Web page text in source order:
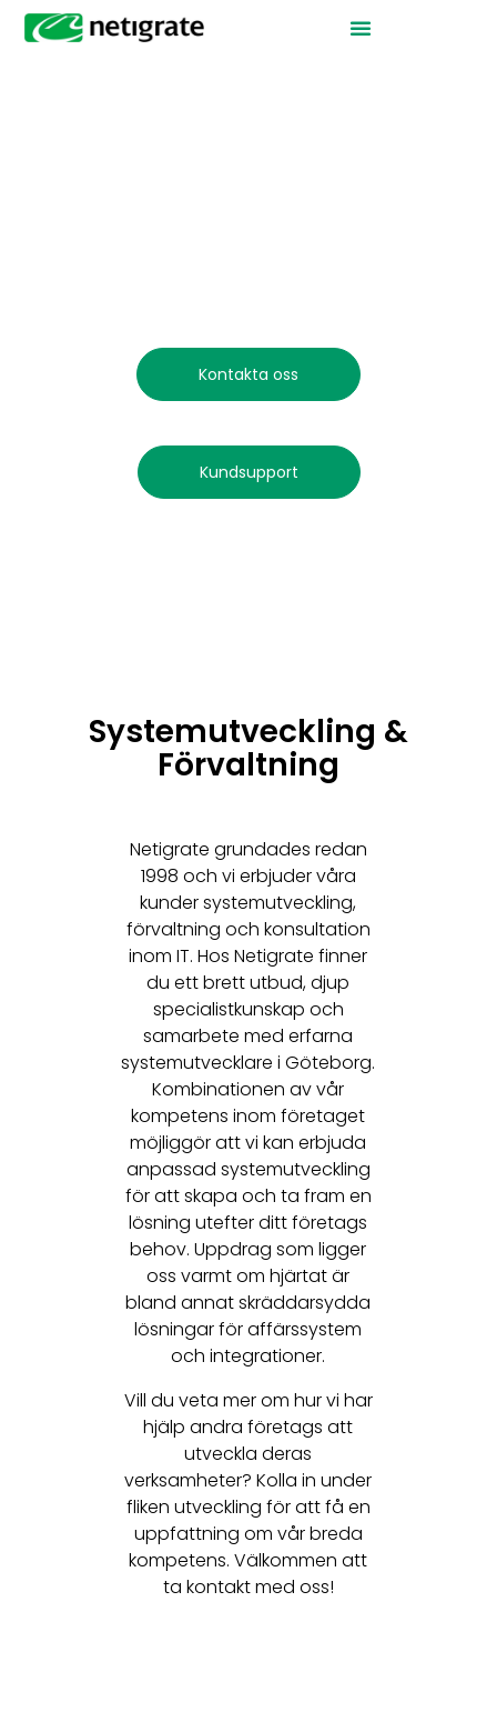
Kontakta oss
Kundsupport
Systemutveckling &
Förvaltning
Netigrate grundades redan
1998 och vi erbjuder våra
kunder systemutveckling,
förvaltning och konsultation
inom IT. Hos Netigrate finner
du ett brett utbud, djup
specialistkunskap och
samarbete med erfarna
systemutvecklare i Göteborg.
Kombinationen av vår
kompetens inom företaget
möjliggör att vi kan erbjuda
anpassad systemutveckling
för att skapa och ta fram en
lösning utefter ditt företags
behov. Uppdrag som ligger
oss varmt om hjärtat är
bland annat skräddarsydda
lösningar för affärssystem
och integrationer.
Vill du veta mer om hur vi har
hjälp andra företags att
utveckla deras
verksamheter? Kolla in under
fliken utveckling för att få en
uppfattning om vår breda
kompetens. Välkommen att
ta kontakt med oss!